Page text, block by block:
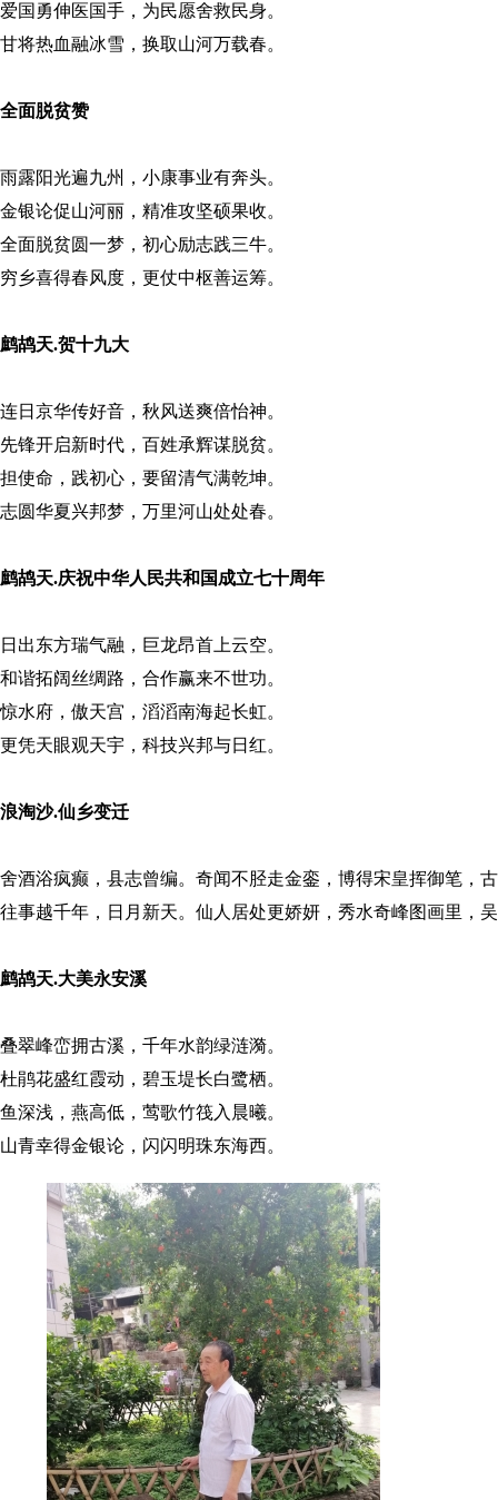
爱国勇伸医国手，为民愿舍救民身。
甘将热血融冰雪，换取山河万载春。
全面脱贫赞
雨露阳光遍九州，小康事业有奔头。
金银论促山河丽，精准攻坚硕果收。
全面脱贫圆一梦，初心励志践三牛。
穷乡喜得春风度，更仗中枢善运筹。
鹧鸪天.贺十九大
连日京华传好音，秋风送爽倍怡神。
先锋开启新时代，百姓承辉谋脱贫。
担使命，践初心，要留清气满乾坤。
志圆华夏兴邦梦，万里河山处处春。
鹧鸪天.庆祝中华人民共和国成立七十周年
日出东方瑞气融，巨龙昂首上云空。
和谐拓阔丝绸路，合作赢来不世功。
惊水府，傲天宫，滔滔南海起长虹。
更凭天眼观天宇，科技兴邦与日红。
浪淘沙.仙乡变迁
舍酒浴疯癫，县志曾编。奇闻不胫走金銮，博得宋皇挥御笔，
往事越千年，日月新天。仙人居处更娇妍，秀水奇峰图画里，
鹧鸪天.大美永安溪
叠翠峰峦拥古溪，千年水韵绿涟漪。
杜鹃花盛红霞动，碧玉堤长白鹭栖。
鱼深浅，燕高低，莺歌竹筏入晨曦。
山青幸得金银论，闪闪明珠东海西。